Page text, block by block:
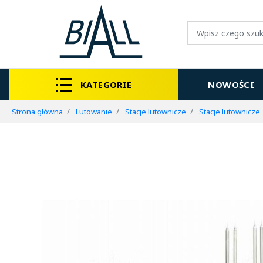
KATEGORIE NOWOŚCI
Strona główna Lutowanie Stacje lutownicze Stacje lutownicze